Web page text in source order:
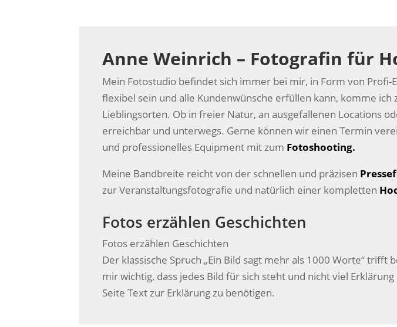
Anne Weinrich – Fotografin für
Mein Fotostudio befindet sich immer bei mir, in Form von
flexibel sein und alle Kundenwünsche erfüllen kann, komme
Lieblingsorten. Ob in freier Natur, an ausgefallenen Locations
erreichbar und unterwegs. Gerne können wir einen Termin
und professionelles Equipment mit zum Fotoshooting.
Meine Bandbreite reicht von der schnellen und präzisen
zur Veranstaltungsfotografie und natürlich einer kompletten
Fotos erzählen Geschichten
Fotos erzählen Geschichten
Der klassische Spruch „Ein Bild sagt mehr als 1000 Worte“
mir wichtig, dass jedes Bild für sich steht und nicht viel
Seite Text zur Erklärung zu benötigen.